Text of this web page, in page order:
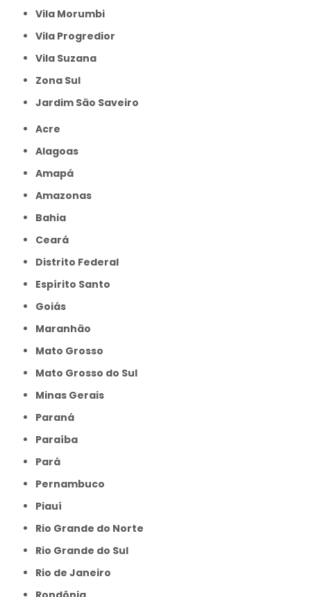
Vila Morumbi
Vila Progredior
Vila Suzana
Zona Sul
jardim São Saveiro
Acre
Alagoas
Amapá
Amazonas
Bahia
Ceará
Distrito Federal
Espírito Santo
Goiás
Maranhão
Mato Grosso
Mato Grosso do Sul
Minas Gerais
Paraná
Paraíba
Pará
Pernambuco
Piauí
Rio Grande do Norte
Rio Grande do Sul
Rio de Janeiro